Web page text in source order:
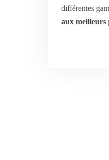
différentes
aux meilleurs